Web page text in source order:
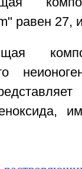
равен 27,